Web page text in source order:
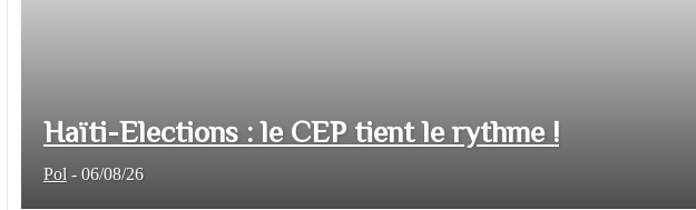
Haïti-Elections : le CEP tient le rythme !
Pol - 06/08/26